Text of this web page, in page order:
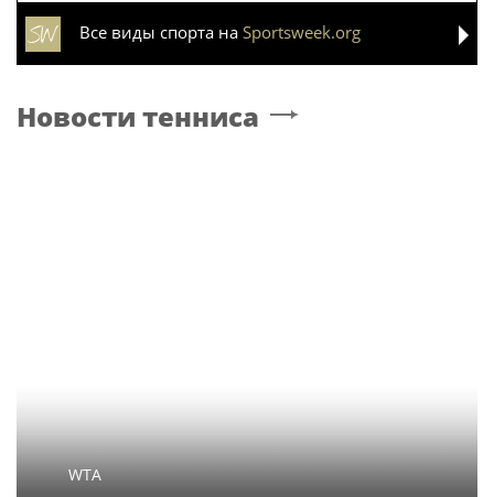
Все виды спорта на Sportsweek.org
Новости тенниса
WTA